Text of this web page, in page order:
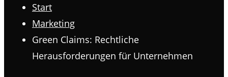
Start
Marketing
Green Claims: Rechtliche
Herausforderungen für Unternehmen